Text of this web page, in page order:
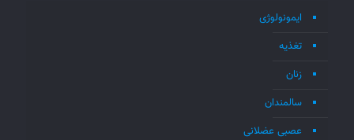
ایمونولوژی
تغذیه
زنان
سالمندان
عصبی عضلانی